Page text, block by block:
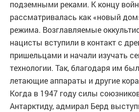
подземными реками. К концу
рассматривалась как «новый
режима. Возглавляемые
нацисты вступили в контакт с
пришельцами и начали изучать
технологии. Так, благодаря им
летающие аппараты и другие
Когда в 1947 году силы
Антарктиду, адмирал Берд